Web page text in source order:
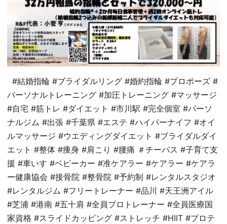
#結婚指輪 #ブライダルリング #婚約指輪 #プロポーズ #
パーソナルトレーニング #加圧トレーニング #マッサージ
#自宅 #筋トレ #ダイエット #市川駅 #完全個室 #パーソ
ナルジム #出張 #千葉県 #エステ #ハイパーナイフ #オイ
ルマッサージ #ウエディングダイエット #ブライダルダイ
エット #整体 #痩身 #肩こり #腰痛 ＃チーパス #子育て支
援 #車いす #ベビーカー #准ケアラー #ケアラー #ケアラ
ー健康協会 #接骨院 #整骨院 #予約制 #レンタルスタジオ
#レンタルジム #フリートレーナー #品川 #天王洲アイル
#芝浦 #港南 #五十肩 #全員プロトレーナー #全員医療国
家資格 #スライドカッピング #ストレッチ #HIIT #プロテ